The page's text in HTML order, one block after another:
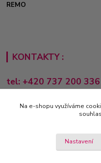
REMO
KONTAKTY :
tel: +420 737 200 336
Pondělí-Pátek: 8 - 17 hodin
obchod@e-sporting.cz
Na e-shopu využíváme
Nastavení